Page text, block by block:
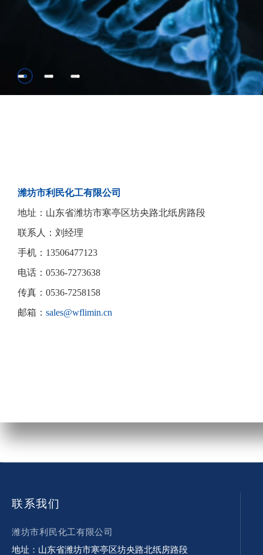
潍坊市利民化工有限公司
地址：山东省潍坊市寒亭区坊央路北纸房路段
联系人：刘经理
手机：13506477123
电话：0536-7273638
传真：0536-7258158
邮箱： sales@wflimin.cn
联系我们
潍坊市利民化工有限公司
地址：山东省潍坊市寒亭区坊央路北纸房路段